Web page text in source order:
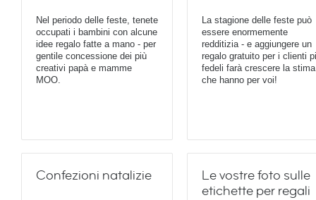
Nel periodo delle feste, tenete
occupati i bambini con alcune
idee regalo fatte a mano - per
gentile concessione dei più
creativi papà e mamme
MOO.
La stagione delle feste può
essere enormemente
redditizia - e aggiungere un
regalo gratuito per i clienti
fedeli farà crescere la stima
che hanno per voi!
Confezioni natalizie
Le vostre foto sulle
etichette per regali